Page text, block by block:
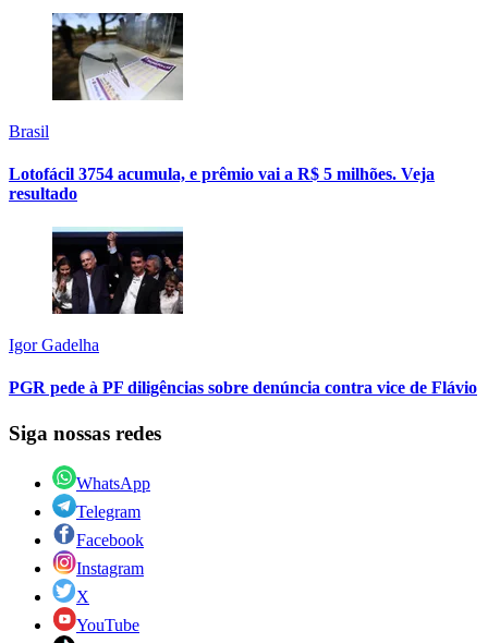
Brasil
Lotofácil 3754 acumula, e prêmio vai a R$ 5 milhões. Veja
resultado
Igor Gadelha
PGR pede à PF diligências sobre denúncia contra vice de Flávio
Siga nossas redes
WhatsApp
Telegram
Facebook
Instagram
X
YouTube